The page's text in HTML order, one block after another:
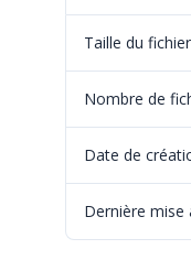
Taille du fichier
Nombre de
Date de
Dernière mise